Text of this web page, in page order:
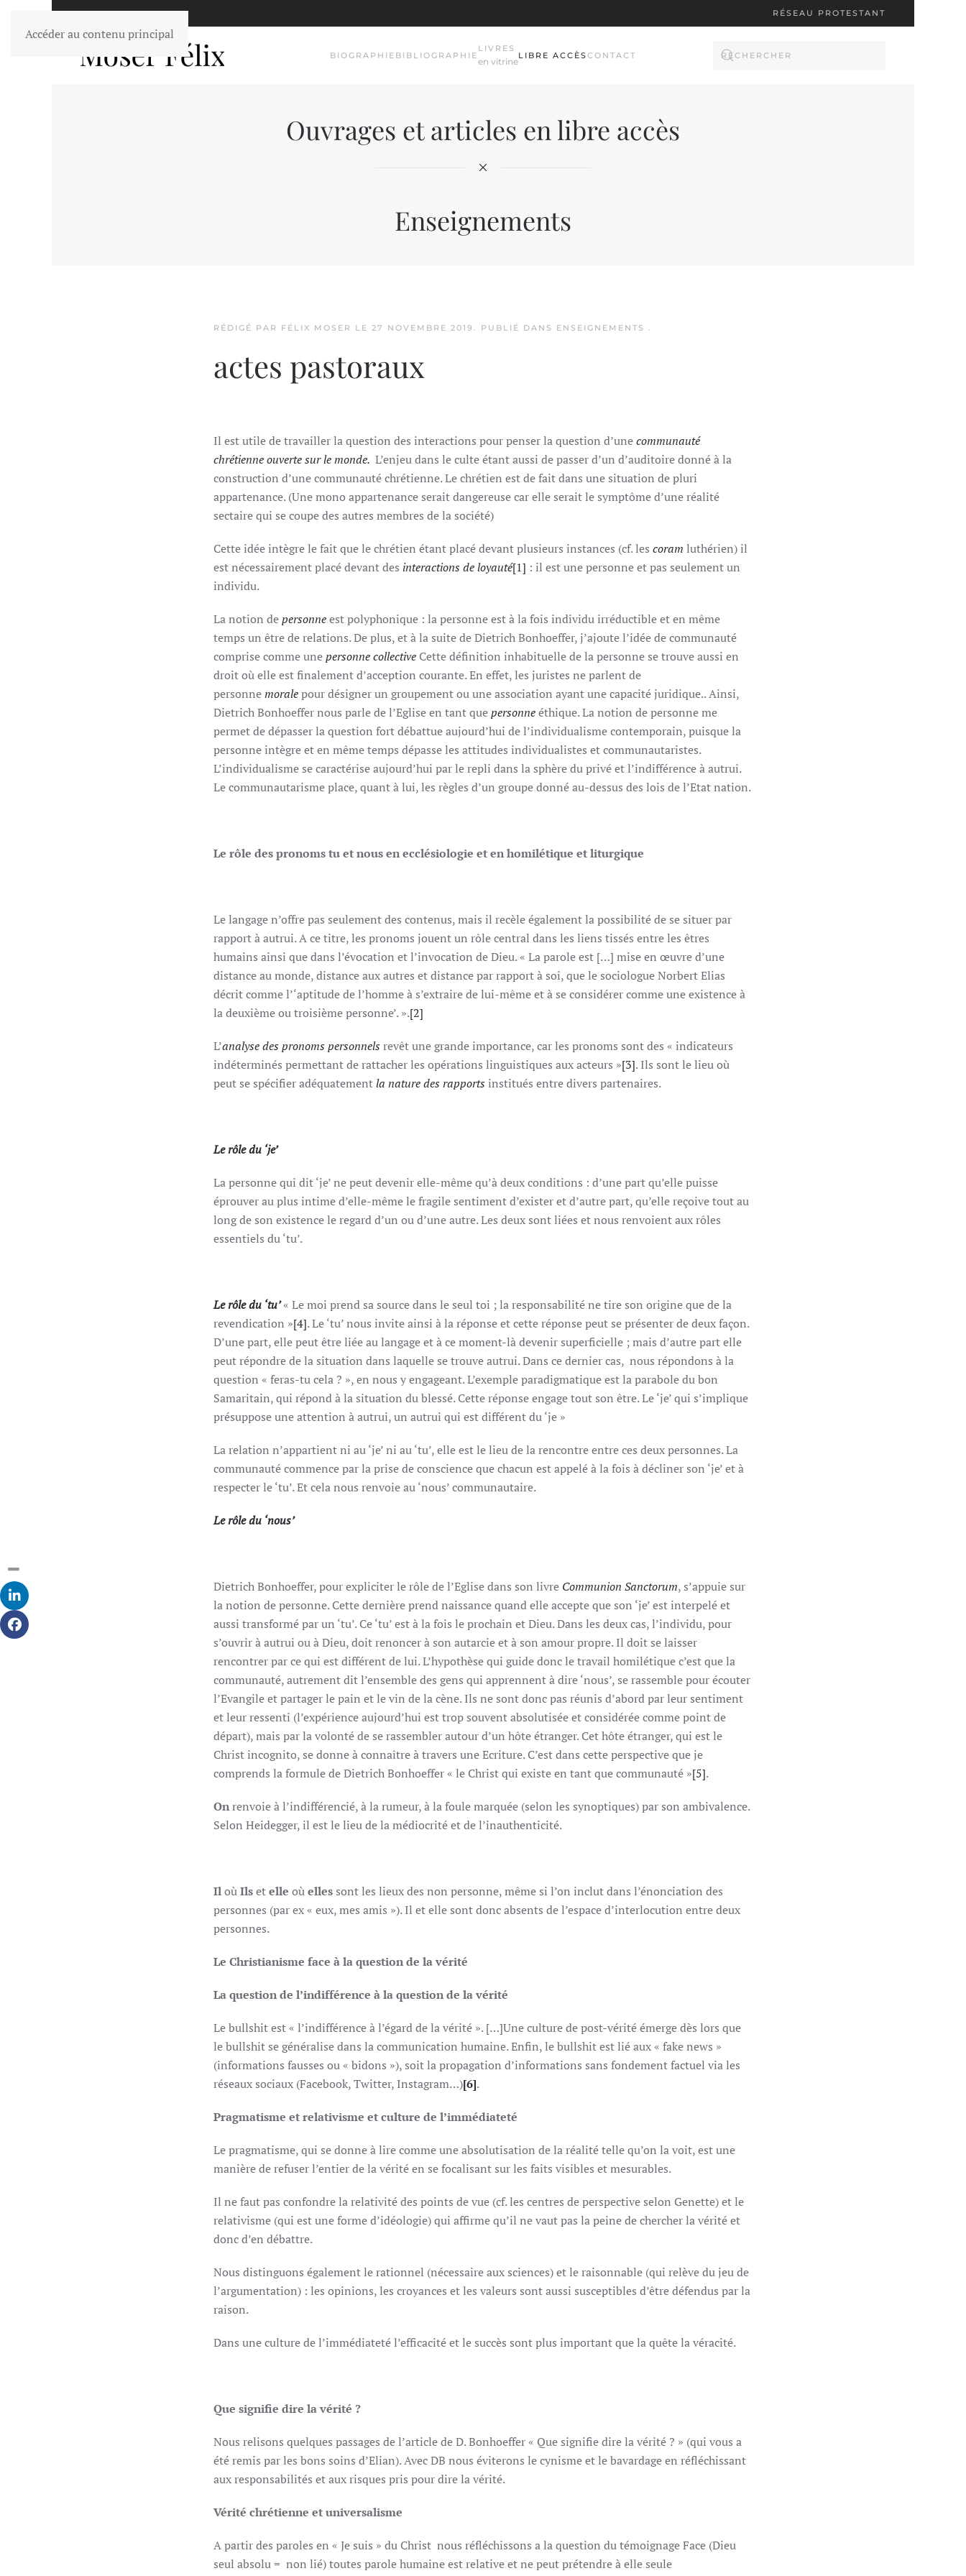
Accéder au contenu principal
RÉSEAU PROTESTANT
BIOGRAPHIE BIBLIOGRAPHIE
LIVRES
en vitrine
LIBRE ACCÈSCONTACT
Ouvrages et articles en libre accès
Enseignements
RÉDIGÉ PAR FÉLIX MOSER LE 27 NOVEMBRE 2019 . PUBLIÉ DANS ENSEIGNEMENTS .
actes pastoraux
Il est utile de travailler la question des interactions pour penser la question d’unecommunauté
chrétienne ouverte sur le monde. L’enjeu dans le culte étant aussi de passer d’un d’auditoire donné à la
construction d’une communauté chrétienne. Le chrétien est de fait dans une situation de pluri
appartenance. (Une mono appartenance serait dangereuse car elle serait le symptôme d’une réalité
sectaire qui se coupe des autres membres de la société)
Cette idée intègre le fait que le chrétien étant placé devant plusieurs instances (cf. les coram luthérien)il
est nécessairement placé devant des interactions de loyauté[1] : il est une personne et pas seulement un
individu.
La notion depersonneest polyphonique : la personne est à la fois individu irréductible et en même
temps un être de relations. De plus, et à la suite de Dietrich Bonhoeffer, j’ajoute l’idée de communauté
comprise comme unepersonne collective Cette définition inhabituelle de la personne se trouve aussi en
droit où elle est finalement d’acception courante. En effet, les juristes ne parlent de
personnemoralepour désigner un groupement ou une association ayant une capacité juridique.. Ainsi,
Dietrich Bonhoeffer nous parle de l’Eglise en tant quepersonneéthique. La notion de personne me
permet de dépasser la question fort débattue aujourd’hui de l’individualisme contemporain, puisque la
personne intègre et en même temps dépasse les attitudes individualistes et communautaristes.
L’individualisme se caractérise aujourd’hui par le repli dans la sphère du privé et l’indifférence à autrui.
Le communautarisme place, quant à lui, les règles d’un groupe donné au-dessus des lois de l’Etat nation.
Le rôle des pronoms tu et nous en ecclésiologie et en homilétique et liturgique
Le langage n’offre pas seulement des contenus, mais il recèle également la possibilité de se situer par
rapport à autrui. A ce titre, les pronoms jouent un rôle central dans les liens tissés entre les êtres
humains ainsi que dans l’évocation et l’invocation de Dieu. « La parole est […] mise en œuvre d’une
distance au monde, distance aux autres et distance par rapport à soi, que le sociologue Norbert Elias
décrit comme l’‘aptitude de l’homme à s’extraire de lui-même et à se considérer comme une existence à
la deuxième ou troisième personne’. ».[2]
L’analyse des pronoms personnels revêt une grande importance, car les pronoms sont des « indicateurs
indéterminés permettant de rattacher les opérations linguistiques aux acteurs »[3]. Ils sont le lieu où
peut se spécifier adéquatementla nature des rapports institués entre divers partenaires.
Le rôle du ‘je’
La personne qui dit ‘je’ ne peut devenir elle-même qu’à deux conditions : d’une part qu’elle puisse
éprouver au plus intime d’elle-même le fragile sentiment d’exister et d’autre part, qu’elle reçoive tout au
long de son existence le regard d’un ou d’une autre. Les deux sont liées et nous renvoient aux rôles
essentiels du ‘tu’.
Le rôle du ‘tu’« Le moi prend sa source dans le seul toi ; la responsabilité ne tire son origine que de la
revendication »[4]. Le ‘tu’ nous invite ainsi à la réponse et cette réponse peut se présenter de deux façon.
D’une part, elle peut être liée au langage et à ce moment-là devenir superficielle ; mais d’autre part elle
peut répondre de la situation dans laquelle se trouve autrui. Dans ce dernier cas, nous répondons à la
question « feras-tu cela ? », en nous y engageant. L’exemple paradigmatique est la parabole du bon
Samaritain, qui répond à la situation du blessé. Cette réponse engage tout son être. Le ‘je’ qui s’implique
présuppose une attention à autrui, un autrui qui est différent du ‘je »
La relation n’appartient ni au ‘je’ ni au ‘tu’, elle est le lieu de la rencontre entre ces deux personnes. La
communauté commence par la prise de conscience que chacun est appelé à la fois à décliner son ‘je’ et à
respecter le ‘tu’. Et cela nous renvoie au ‘nous’ communautaire.
Le rôle du ‘nous’
Dietrich Bonhoeffer, pour expliciter le rôle de l’Eglise dans son livre Communion Sanctorum, s’appuie sur
la notion de personne. Cette dernière prend naissance quand elle accepte que son ‘je’ est interpelé et
aussi transformé par un ‘tu’. Ce ‘tu’ est à la fois le prochain et Dieu. Dans les deux cas, l’individu, pour
s’ouvrir à autrui ou à Dieu, doit renoncer à son autarcie et à son amour propre. Il doit se laisser
rencontrer par ce qui est différent de lui. L’hypothèse qui guide donc le travail homilétique c’est que la
communauté, autrement dit l’ensemble des gens qui apprennent à dire ‘nous’, se rassemble pour écouter
l’Evangile et partager le pain et le vin de la cène. Ils ne sont donc pas réunis d’abord par leur sentiment
et leur ressenti (l’expérience aujourd’hui est trop souvent absolutisée et considérée comme point de
départ), mais par la volonté de se rassembler autour d’un hôte étranger. Cet hôte étranger, qui est le
Christ incognito, se donne à connaître à travers une Ecriture. C’est dans cette perspective que je
comprends la formule de Dietrich Bonhoeffer « le Christ qui existe en tant que communauté »[5].
Onrenvoie à l’indifférencié, à la rumeur, à la foule marquée (selon les synoptiques) par son ambivalence.
Selon Heidegger, il est le lieu de la médiocrité et de l’inauthenticité.
IloùIlsetelle oùelles sont les lieux des non personne, même si l’on inclut dans l’énonciation des
personnes (par ex « eux, mes amis »). Il et elle sont donc absents de l’espace d’interlocution entre deux
personnes.
Le Christianisme face à la question de la vérité
La question de l’indifférence à la question de la vérité
Le bullshit est « l’indifférence à l’égard de la vérité ». […]Une culture de post-vérité émerge dès lors que
le bullshit se généralise dans la communication humaine. Enfin, le bullshit est lié aux « fake news »
(informations fausses ou « bidons »), soit la propagation d’informations sans fondement factuel via les
réseaux sociaux (Facebook, Twitter, Instagram…)[6].
Pragmatisme et relativisme et culture de l’immédiateté
Le pragmatisme, qui se donne à lire comme une absolutisation de la réalité telle qu’on la voit, est une
manière de refuser l’entier de la vérité en se focalisant sur les faits visibles et mesurables.
Il ne faut pas confondre la relativité des points de vue (cf. les centres de perspective selon Genette) et le
relativisme (qui est une forme d’idéologie) qui affirme qu’il ne vaut pas la peine de chercher la vérité et
donc d’en débattre.
Nous distinguons également le rationnel (nécessaire aux sciences) et le raisonnable (qui relève du jeu de
l’argumentation) : les opinions, les croyances et les valeurs sont aussi susceptibles d’être défendus par la
raison.
Dans une culture de l’immédiateté l’efficacité et le succès sont plus important que la quête la véracité.
Que signifie dire la vérité ?
Nous relisons quelques passages de l’article de D. Bonhoeffer « Que signifie dire la vérité ? » (qui vous a
été remis par les bons soins d’Elian). Avec DB nous éviterons le cynisme et le bavardage en réfléchissant
aux responsabilités et aux risques pris pour dire la vérité.
Vérité chrétienne et universalisme
A partir des paroles en « Je suis » du Christ nous réfléchissons a la question du témoignage Face (Dieu
seul absolu = non lié) toutes parole humaine est relative et ne peut prétendre à elle seule